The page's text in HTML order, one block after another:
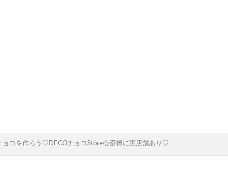
ョコを作ろう♡DECOチョコStore心斎橋に実店舗あり♡